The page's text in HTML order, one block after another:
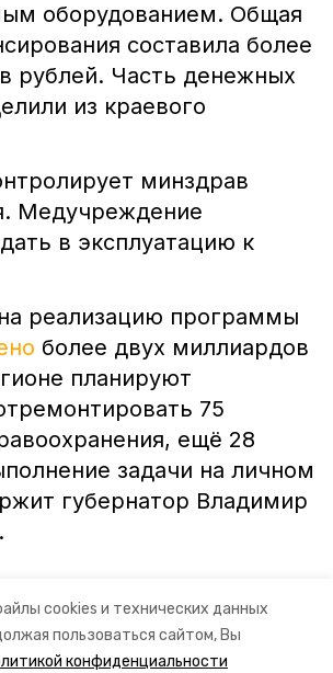
cookies и технических данных
пользоваться сайтом, Вы
конфиденциальности
оборудованием. Общая
составила более
рублей. Часть денежных
из краевого
минздрав
Медучреждение
в эксплуатацию к
реализацию программы
более двух миллиардов
планируют
75
ещё 28
задачи на личном
губернатор Владимир
минздрав ск